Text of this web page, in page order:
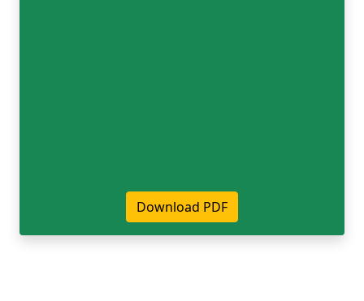
Download PDF